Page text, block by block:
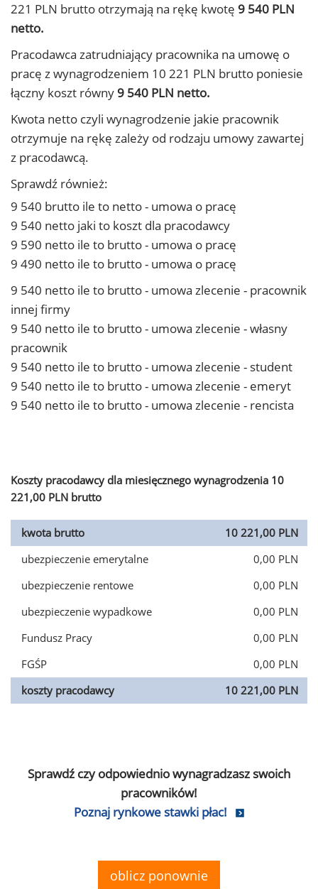
221 PLN brutto otrzymają na rękę kwotę 9 540 PLN
netto.
Pracodawca zatrudniający pracownika na umowę o
pracę z wynagrodzeniem 10 221 PLN brutto poniesie
łączny koszt równy 9 540 PLN netto.
Kwota netto czyli wynagrodzenie jakie pracownik
otrzymuje na rękę zależy od rodzaju umowy zawartej
z pracodawcą.
Sprawdź również:
9 540 brutto ile to netto - umowa o pracę
9 540 netto jaki to koszt dla pracodawcy
9 590 netto ile to brutto - umowa o pracę
9 490 netto ile to brutto - umowa o pracę
9 540 netto ile to brutto - umowa zlecenie - pracownik
innej firmy
9 540 netto ile to brutto - umowa zlecenie - własny
pracownik
9 540 netto ile to brutto - umowa zlecenie - student
9 540 netto ile to brutto - umowa zlecenie - emeryt
9 540 netto ile to brutto - umowa zlecenie - rencista
Koszty pracodawcy dla miesięcznego wynagrodzenia 10
221,00 PLN brutto
kwota brutto
10 221,00 PLN
ubezpieczenie emerytalne
0,00 PLN
ubezpieczenie rentowe
0,00 PLN
ubezpieczenie wypadkowe
0,00 PLN
Fundusz Pracy
0,00 PLN
FGŚP
0,00 PLN
koszty pracodawcy
10 221,00 PLN
Sprawdź czy odpowiednio wynagradzasz swoich
pracowników!
Poznaj rynkowe stawki płac!
oblicz ponownie